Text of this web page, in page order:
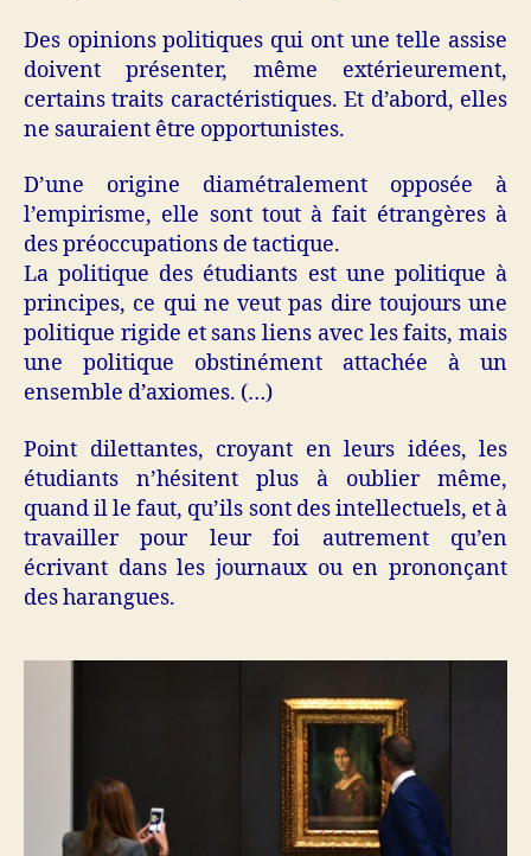
Des opinions politiques qui ont une telle assise
doivent présenter, même extérieurement,
certains traits caractéristiques. Et d’abord, elles
ne sauraient être opportunistes.
D’une origine diamétralement opposée à
l’empirisme, elle sont tout à fait étrangères à
des préoccupations de tactique.
La politique des étudiants est une politique à
principes, ce qui ne veut pas dire toujours une
politique rigide et sans liens avec les faits, mais
une politique obstinément attachée à un
ensemble d’axiomes. (…)
Point dilettantes, croyant en leurs idées, les
étudiants n’hésitent plus à oublier même,
quand il le faut, qu’ils sont des intellectuels, et à
travailler pour leur foi autrement qu’en
écrivant dans les journaux ou en prononçant
des harangues.